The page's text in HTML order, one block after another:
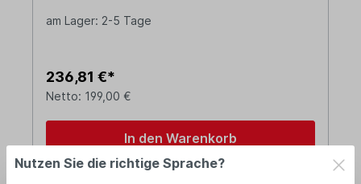
am Lager: 2-5 Tage
236,81 €*
Netto: 199,00 €
In den Warenkorb
Nutzen Sie die richtige Sprache?